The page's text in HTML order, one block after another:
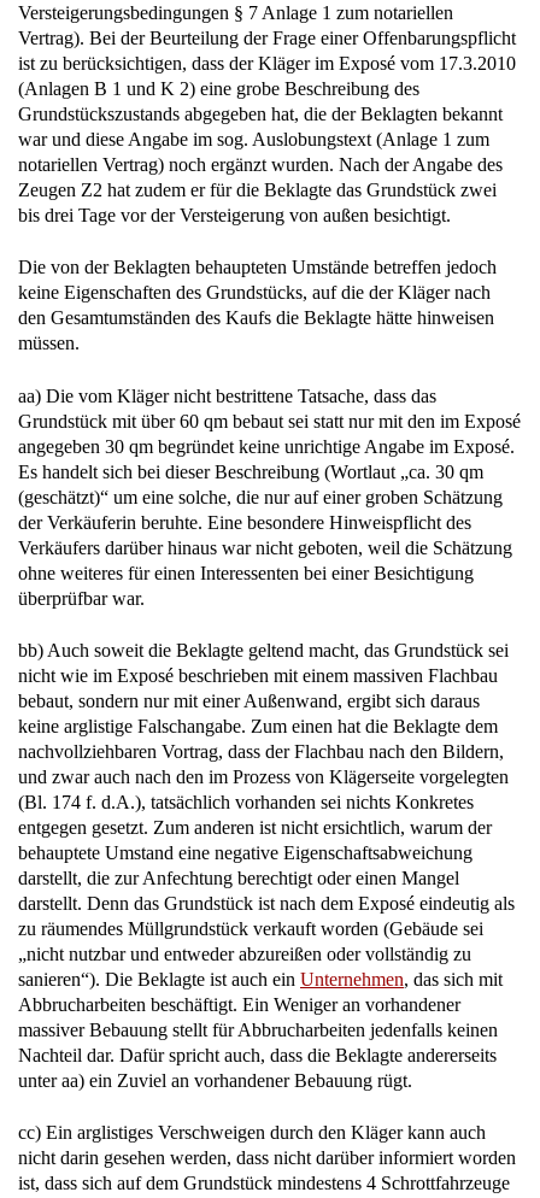
Versteigerungsbedingungen § 7 Anlage 1 zum notariellen
Vertrag). Bei der Beurteilung der Frage einer Offenbarungspflicht
ist zu berücksichtigen, dass der Kläger im Exposé vom 17.3.2010
(Anlagen B 1 und K 2) eine grobe Beschreibung des
Grundstückszustands abgegeben hat, die der Beklagten bekannt
war und diese Angabe im sog. Auslobungstext (Anlage 1 zum
notariellen Vertrag) noch ergänzt wurden. Nach der Angabe des
Zeugen Z2 hat zudem er für die Beklagte das Grundstück zwei
bis drei Tage vor der Versteigerung von außen besichtigt.
Die von der Beklagten behaupteten Umstände betreffen jedoch
keine Eigenschaften des Grundstücks, auf die der Kläger nach
den Gesamtumständen des Kaufs die Beklagte hätte hinweisen
müssen.
aa) Die vom Kläger nicht bestrittene Tatsache, dass das
Grundstück mit über 60 qm bebaut sei statt nur mit den im Exposé
angegeben 30 qm begründet keine unrichtige Angabe im Exposé.
Es handelt sich bei dieser Beschreibung (Wortlaut „ca. 30 qm
(geschätzt)“ um eine solche, die nur auf einer groben Schätzung
der Verkäuferin beruhte. Eine besondere Hinweispflicht des
Verkäufers darüber hinaus war nicht geboten, weil die Schätzung
ohne weiteres für einen Interessenten bei einer Besichtigung
überprüfbar war.
bb) Auch soweit die Beklagte geltend macht, das Grundstück sei
nicht wie im Exposé beschrieben mit einem massiven Flachbau
bebaut, sondern nur mit einer Außenwand, ergibt sich daraus
keine arglistige Falschangabe. Zum einen hat die Beklagte dem
nachvollziehbaren Vortrag, dass der Flachbau nach den Bildern,
und zwar auch nach den im Prozess von Klägerseite vorgelegten
(Bl. 174 f. d.A.), tatsächlich vorhanden sei nichts Konkretes
entgegen gesetzt. Zum anderen ist nicht ersichtlich, warum der
behauptete Umstand eine negative Eigenschaftsabweichung
darstellt, die zur Anfechtung berechtigt oder einen Mangel
darstellt. Denn das Grundstück ist nach dem Exposé eindeutig als
zu räumendes Müllgrundstück verkauft worden (Gebäude sei
„nicht nutzbar und entweder abzureißen oder vollständig zu
sanieren“). Die Beklagte ist auch ein Unternehmen, das sich mit
Abbrucharbeiten beschäftigt. Ein Weniger an vorhandener
massiver Bebauung stellt für Abbrucharbeiten jedenfalls keinen
Nachteil dar. Dafür spricht auch, dass die Beklagte andererseits
unter aa) ein Zuviel an vorhandener Bebauung rügt.
cc) Ein arglistiges Verschweigen durch den Kläger kann auch
nicht darin gesehen werden, dass nicht darüber informiert worden
ist, dass sich auf dem Grundstück mindestens 4 Schrottfahrzeuge